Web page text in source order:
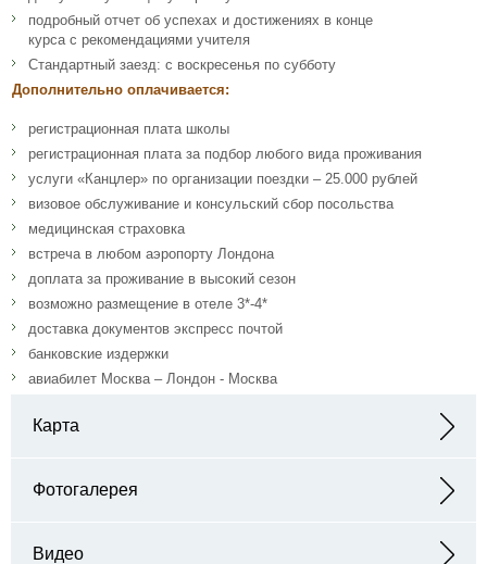
подробный отчет об успехах и достижениях в конце
курса с рекомендациями учителя
Стандартный заезд: с воскресенья по субботу
Дополнительно оплачивается:
регистрационная плата школы
регистрационная плата за подбор любого вида проживания
услуги «Канцлер» по организации поездки – 25.000 рублей
визовое обслуживание и консульский сбор посольства
медицинская страховка
встреча в любом аэропорту Лондона
доплата за проживание в высокий сезон
возможно размещение в отеле 3*-4*
доставка документов экспресс почтой
банковские издержки
авиабилет Москва – Лондон - Москва
Карта
Фотогалерея
Видео